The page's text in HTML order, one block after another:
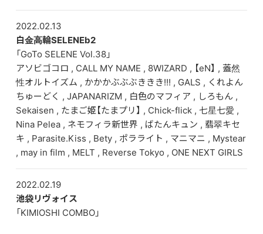
2022.02.13
白金高輪SELENEb2
「GoTo SELENE Vol.38」
アソビゴコロ , CALL MY NAME , 8WIZARD , 【eN】 , 蓋然
性オルトイズム , かかかぶぶぶききき!!! , GALS , くれよん
ちゅーどく , JAPANARIZM , 白色のマフィア , しろもん ,
Sekaisen , たまご姫【たまプリ】 , Chick-flick , 七星七愛 ,
Nina Pelea , ネモフィラ新世界 , ばたんキュン , 翡翠キセ
キ , Parasite.Kiss , Bety , ポラライト , マニマニ , Mystear
, may in film , MELT , Reverse Tokyo , ONE NEXT GIRLS
2022.02.19
池袋リヴォイス
「KIMIOSHI COMBO」